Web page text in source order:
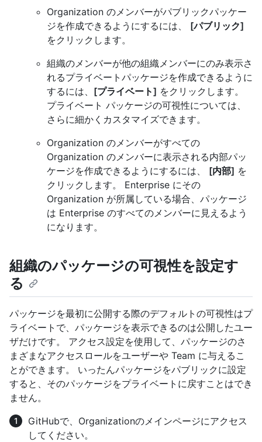
Organization のメンバーがパブリックパッケー
ジを作成できるようにするには、 [パブリック]
をクリックします。
組織のメンバーが他の組織メンバーにのみ表示さ
れるプライベートパッケージを作成できるように
するには、 [プライベート] をクリックします。
プライベート パッケージの可視性については、
さらに細かくカスタマイズできます。
Organization のメンバーがすべての
Organization のメンバーに表示される内部パッ
ケージを作成できるようにするには、 [内部] を
クリックします。 Enterprise にその
Organization が所属している場合、パッケージ
は Enterprise のすべてのメンバーに見えるよう
になります。
組織のパッケージの可視性を設定す
る
パッケージを最初に公開する際のデフォルトの可視性はプ
ライベートで、パッケージを表示できるのは公開したユー
ザだけです。 アクセス設定を使用して、パッケージのさ
まざまなアクセスロールをユーザーや Team に与えるこ
とができます。 いったんパッケージをパブリックに設定
すると、そのパッケージをプライベートに戻すことはでき
ません。
GitHubで、Organizationのメインページにアクセス
してください。